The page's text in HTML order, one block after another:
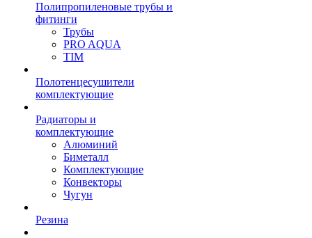
Полипропиленовые трубы и
фитинги
Трубы
PRO AQUA
TIM
Полотенцесушители
комплектующие
Радиаторы и
комплектующие
Алюминий
Биметалл
Комплектующие
Конвекторы
Чугун
Резина